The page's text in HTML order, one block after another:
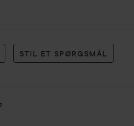
STIL ET SPØRGSMÅL